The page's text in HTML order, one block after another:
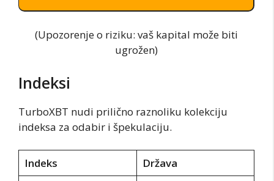
(Upozorenje o riziku: vaš kapital može biti
ugrožen)
Indeksi
TurboXBT nudi prilično raznoliku kolekciju
indeksa za odabir i špekulaciju.
Indeks
Država